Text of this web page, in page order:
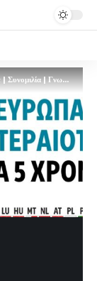
mIRC Hellas Chat - IRC Greek Chat | Δωρεάν τσατ | Συνομιλία | Γνωριμίες | FREE